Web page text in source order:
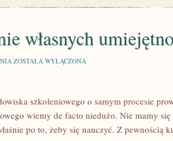
własnych
DOSKONALENIE
ZOSTAŁA WYŁĄCZONA
szkoleniowego o samym procesie
wiemy de facto niedużo. Nie mamy
po to, żeby się nauczyć. Z pewnością